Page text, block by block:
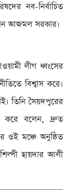
নব-নির্বাচিত
আজমল সরকার।
লীগ ধ্বংসের
বিশ্বাস করে।
তিনি সৈয়দপুরের
করে বলেন, দ্রুত
ওই মঞ্চে অনুষ্ঠিত
হায়দার আলী